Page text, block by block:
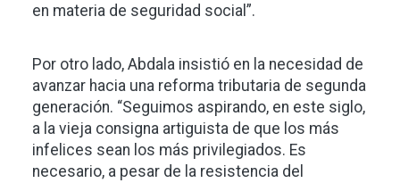
en materia de seguridad social”.
Por otro lado, Abdala insistió en la necesidad de
avanzar hacia una reforma tributaria de segunda
generación. “Seguimos aspirando, en este siglo,
a la vieja consigna artiguista de que los más
infelices sean los más privilegiados. Es
necesario, a pesar de la resistencia del